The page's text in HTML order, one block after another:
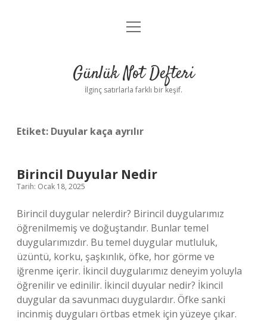
Anasayfa
Yasal Uyarı
menüyü
Günlük Not Defteri
İlginç satırlarla farklı bir keşif.
Etiket: Duyular kaça ayrılır
Birincil Duyular Nedir
Tarih: Ocak 18, 2025
Birincil duygular nelerdir? Birincil duygularımız
öğrenilmemiş ve doğuştandır. Bunlar temel
duygularımızdır. Bu temel duygular mutluluk,
üzüntü, korku, şaşkınlık, öfke, hor görme ve
iğrenme içerir. İkincil duygularımız deneyim yoluyla
öğrenilir ve edinilir. İkincil duyular nedir? İkincil
duygular da savunmacı duygulardır. Öfke sanki
incinmiş duyguları örtbas etmek için yüzeye çıkar.